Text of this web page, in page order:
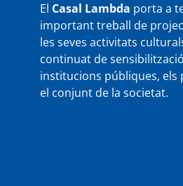
El Casal Lambda porta a
important treball de
les seves activitats
continuat de
institucions públiques, els
el conjunt de la societat.